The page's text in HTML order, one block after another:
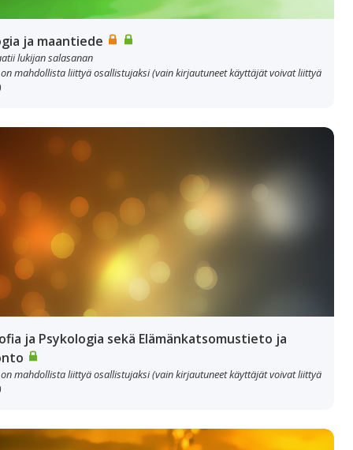
ja maantiede
lukijan salasanan
on mahdollista liittyä osallistujaksi (vain kirjautuneet käyttäjät voivat liittyä
ja Psykologia sekä Elämänkatsomustieto ja
on mahdollista liittyä osallistujaksi (vain kirjautuneet käyttäjät voivat liittyä